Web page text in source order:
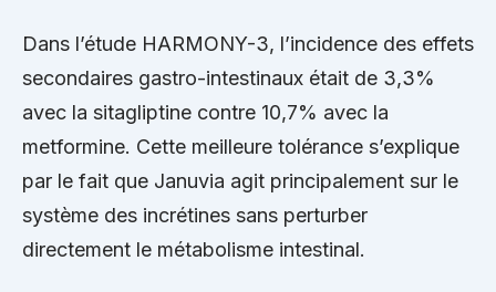
Dans l’étude HARMONY-3, l’incidence des effets
secondaires gastro-intestinaux était de 3,3%
avec la sitagliptine contre 10,7% avec la
metformine. Cette meilleure tolérance s’explique
par le fait que Januvia agit principalement sur le
système des incrétines sans perturber
directement le métabolisme intestinal.